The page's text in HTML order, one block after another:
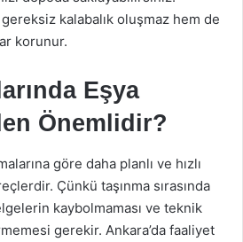
kalabalık oluşmaz hem de
korunur.
Eşya
Önemlidir?
göre daha planlı ve hızlı
Çünkü taşınma sırasında
kaybolmaması ve teknik
gerekir. Ankara’da faaliyet